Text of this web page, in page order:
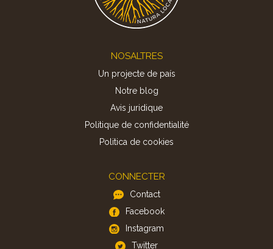
NOSALTRES
Un projecte de país
Notre blog
Avis juridique
Politique de confidentialité
Politica de cookies
CONNECTER
Contact
Facebook
Instagram
Twitter